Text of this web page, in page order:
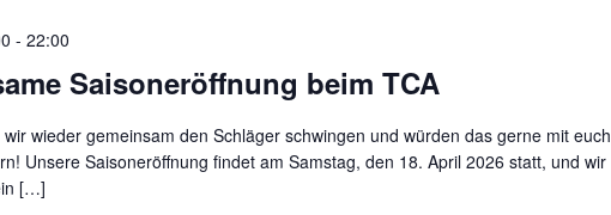
- 22:00
Saisoneröffnung beim TCA
wieder gemeinsam den Schläger schwingen und würden das gerne mit euch
Unsere Saisoneröffnung findet am Samstag, den 18. April 2026 statt, und wir
[…]